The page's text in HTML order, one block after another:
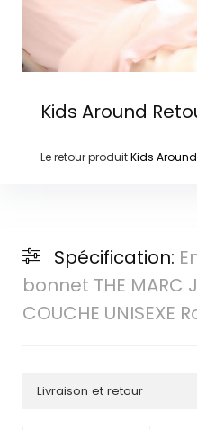
Kids Around
Le retour produitKids Around
Spécification:
bonnet THE MARC
COUCHE UNISEXE
Livraison et retour